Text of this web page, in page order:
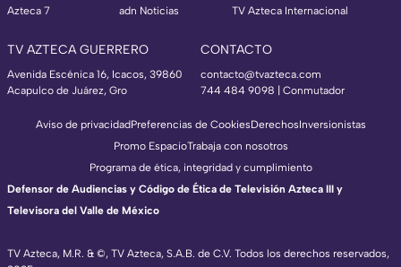
Azteca 7
adn Noticias
TV Azteca Internacional
TV AZTECA GUERRERO
Avenida Escénica 16, Icacos, 39860
Acapulco de Juárez, Gro
CONTACTO
contacto@tvazteca.com
744 484 9098 | Conmutador
TV Azteca, M.R. & ©, TV Azteca, S.A.B. de C.V. Todos los derechos reservados,
Aviso de privacidadPreferencias de CookiesDerechosInversionistas
Promo EspacioTrabaja con nosotros
Programa de ética, integridad y cumplimiento
Defensor de Audiencias y Código de Ética de Televisión Azteca III y
Televisora del Valle de México